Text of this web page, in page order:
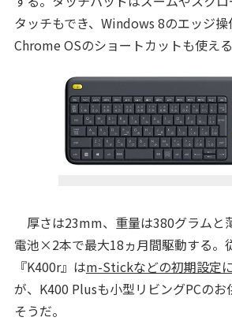
タッチもでき、Windows 8のエッジ
Chrome OSのショートカットも使える
厚さは23mm、重量は380グラムと
電池×2本で最大18ヵ月間駆動する。
『K400r』はm-Stickなどの初期設定
が、K400 Plusも小型リビングPCのお
そうだ。